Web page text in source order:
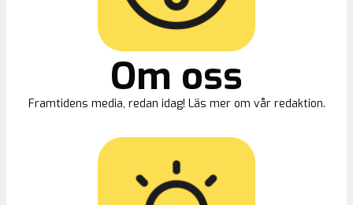
Om oss
Framtidens media, redan idag! Läs mer om vår redaktion.